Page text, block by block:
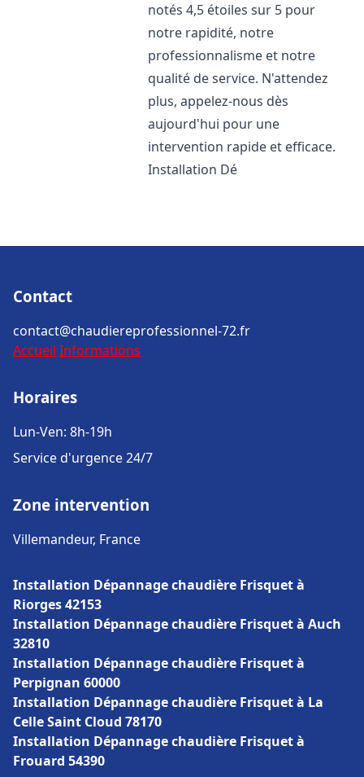
notés 4,5 étoiles sur 5 pour
notre rapidité, notre
professionnalisme et notre
qualité de service. N'attendez
plus, appelez-nous dès
aujourd'hui pour une
intervention rapide et efficace.
Installation Dé
Contact
contact@chaudiereprofessionnel-72.fr
Accueil Informations
Horaires
Lun-Ven: 8h-19h
Service d'urgence 24/7
Zone intervention
Villemandeur, France
Installation Dépannage chaudière Frisquet à
Riorges 42153
Installation Dépannage chaudière Frisquet à Auch
32810
Installation Dépannage chaudière Frisquet à
Perpignan 60000
Installation Dépannage chaudière Frisquet à La
Celle Saint Cloud 78170
Installation Dépannage chaudière Frisquet à
Frouard 54390